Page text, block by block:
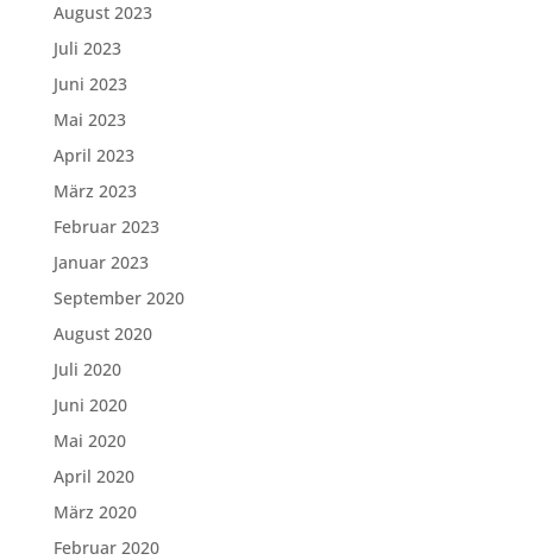
August 2023
Juli 2023
Juni 2023
Mai 2023
April 2023
März 2023
Februar 2023
Januar 2023
September 2020
August 2020
Juli 2020
Juni 2020
Mai 2020
April 2020
März 2020
Februar 2020